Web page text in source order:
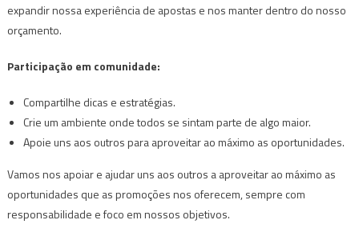
expandir nossa experiência de apostas e nos manter dentro do nosso
orçamento.
Participação em comunidade:
Compartilhe dicas e estratégias.
Crie um ambiente onde todos se sintam parte de algo maior.
Apoie uns aos outros para aproveitar ao máximo as oportunidades.
Vamos nos apoiar e ajudar uns aos outros a aproveitar ao máximo as
oportunidades que as promoções nos oferecem, sempre com
responsabilidade e foco em nossos objetivos.